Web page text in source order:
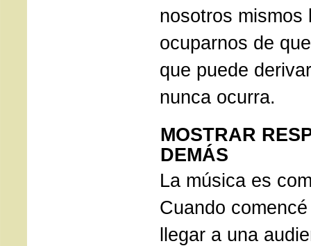
nosotros mismos
ocuparnos de
que puede
nunca ocurra.
MOSTRAR
DEMÁS
La música es
Cuando
llegar a una